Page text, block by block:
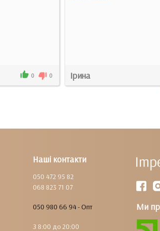
0 0 Ірина
Наші контакти
050 472 95 82
068 823 71 07
050 980 66 94 - Опт
З 8:00 до 20:00
Ми